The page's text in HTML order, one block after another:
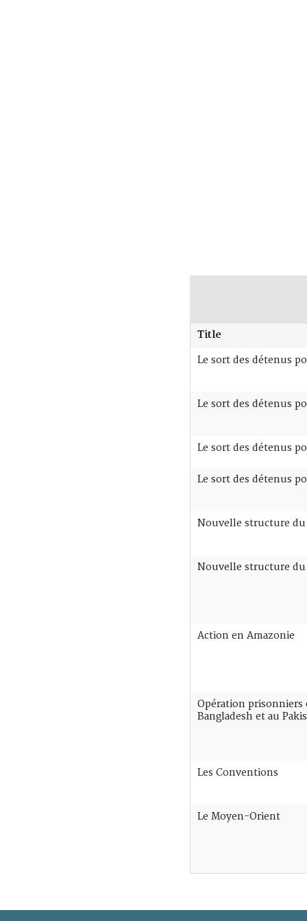
Title
Le sort des détenus
Le sort des détenus
Le sort des détenus
Le sort des détenus
Nouvelle structure du
Nouvelle structure du
Action en Amazonie
Opération prisonniers
Bangladesh et au
Les Conventions
Le Moyen-Orient